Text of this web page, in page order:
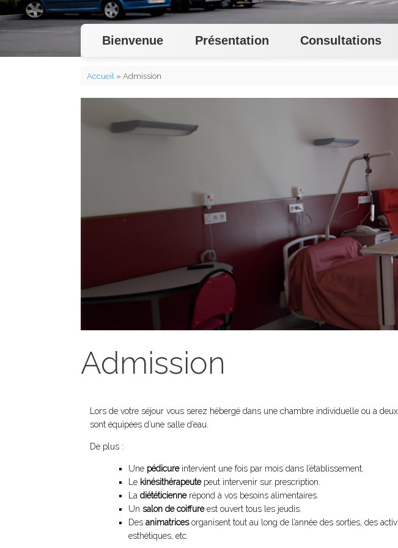
Bienvenue Présentation Consultations
Accueil » Admission
Admission
Lors de votre séjour vous serez hébergé dans une chambre individuelle ou a
sont équipées d’une salle d’eau.
De plus :
Une pédicureintervient une fois par mois dans l’établissement.
Le kinésithérapeutepeut intervenir sur prescription.
La diététiciennerépond à vos besoins alimentaires.
Un salon de coiffureest ouvert tous les jeudis.
Des animatricesorganisent tout au long de l’année des sorties, des
esthétiques, etc.